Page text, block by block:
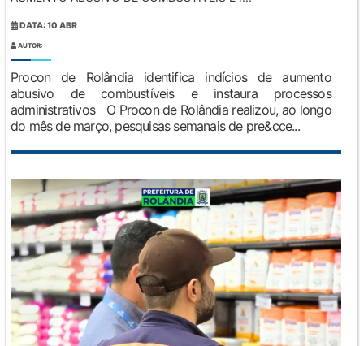
DATA: 10 ABR
AUTOR:
Procon de Rolândia identifica indícios de aumento
abusivo de combustíveis e instaura processos
administrativos O Procon de Rolândia realizou, ao longo
do mês de março, pesquisas semanais de pre&cce...